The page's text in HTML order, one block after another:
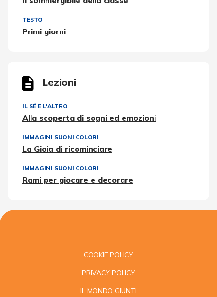
TESTO
Primi giorni
Lezioni
IL SÉ E L'ALTRO
Alla scoperta di sogni ed emozioni
IMMAGINI SUONI COLORI
La Gioia di ricominciare
IMMAGINI SUONI COLORI
Rami per giocare e decorare
COOKIE POLICY
PRIVACY POLICY
IL MONDO GIUNTI